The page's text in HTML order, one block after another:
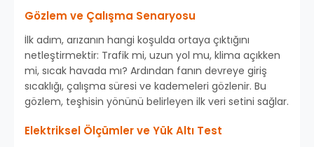
Gözlem ve Çalışma Senaryosu
İlk adım, arızanın hangi koşulda ortaya çıktığını
netleştirmektir: Trafik mi, uzun yol mu, klima açıkken
mi, sıcak havada mı? Ardından fanın devreye giriş
sıcaklığı, çalışma süresi ve kademeleri gözlenir. Bu
gözlem, teşhisin yönünü belirleyen ilk veri setini sağlar.
Elektriksel Ölçümler ve Yük Altı Test